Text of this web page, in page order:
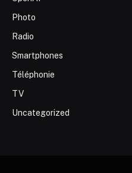
Photo
Radio
Smartphones
Téléphonie
TV
Uncategorized